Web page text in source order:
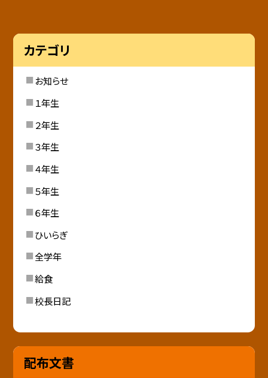
カテゴリ
お知らせ
１年生
２年生
３年生
４年生
５年生
６年生
ひいらぎ
全学年
給食
校長日記
配布文書